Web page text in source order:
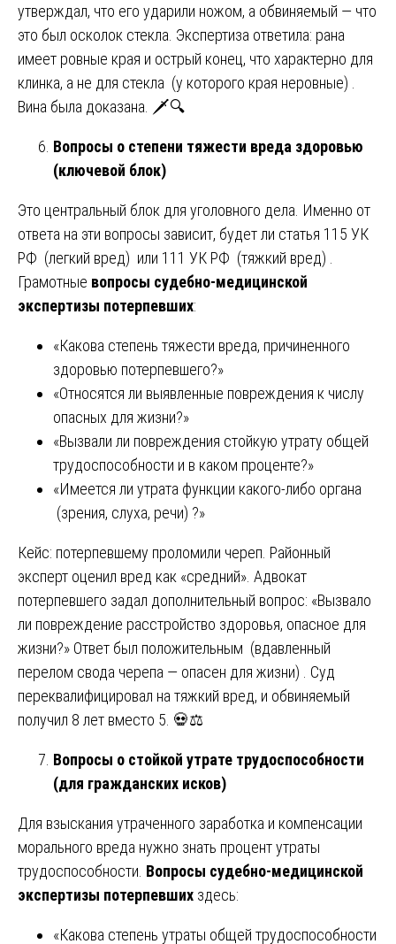
утверждал, что его ударили ножом, а обвиняемый — что
это был осколок стекла. Экспертиза ответила: рана
имеет ровные края и острый конец, что характерно для
клинка, а не для стекла (у которого края неровные) .
Вина была доказана. 🗡️🔍
Вопросы о степени тяжести вреда здоровью
(ключевой блок)
Это центральный блок для уголовного дела. Именно от
ответа на эти вопросы зависит, будет ли статья 115 УК
РФ (легкий вред) или 111 УК РФ (тяжкий вред) .
Грамотные вопросы судебно-медицинской
экспертизы потерпевших:
«Какова степень тяжести вреда, причиненного
здоровью потерпевшего?»
«Относятся ли выявленные повреждения к числу
опасных для жизни?»
«Вызвали ли повреждения стойкую утрату общей
трудоспособности и в каком проценте?»
«Имеется ли утрата функции какого-либо органа
(зрения, слуха, речи) ?»
Кейс: потерпевшему проломили череп. Районный
эксперт оценил вред как «средний». Адвокат
потерпевшего задал дополнительный вопрос: «Вызвало
ли повреждение расстройство здоровья, опасное для
жизни?» Ответ был положительным (вдавленный
перелом свода черепа — опасен для жизни) . Суд
переквалифицировал на тяжкий вред, и обвиняемый
получил 8 лет вместо 5. 💀⚖️
Вопросы о стойкой утрате трудоспособности
(для гражданских исков)
Для взыскания утраченного заработка и компенсации
морального вреда нужно знать процент утраты
трудоспособности. Вопросы судебно-медицинской
экспертизы потерпевших здесь:
«Какова степень утраты общей трудоспособности